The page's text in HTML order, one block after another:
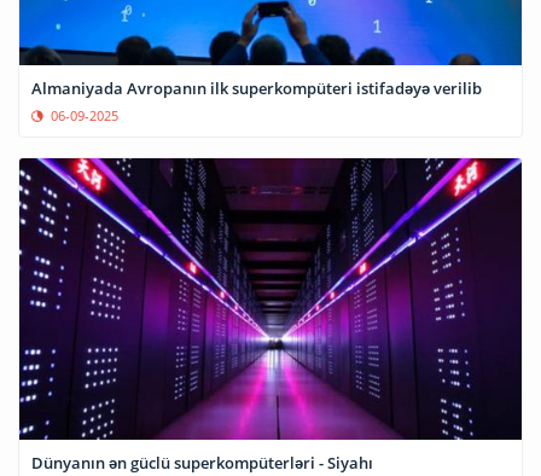
Almaniyada Avropanın ilk superkompüteri istifadəyə verilib
06-09-2025
Dünyanın ən güclü superkompüterləri - Siyahı